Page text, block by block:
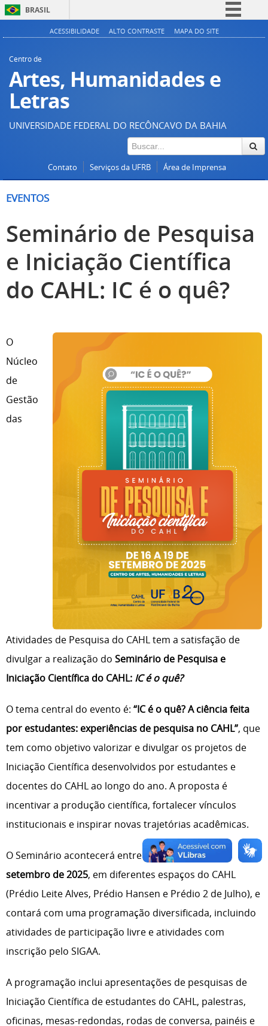
BRASIL
Simplifique!
Acesso à informação
Canais
ACESSIBILIDADE ALTO CONTRASTE MAPA DO SITE
Centro de
Artes, Humanidades e
Letras
UNIVERSIDADE FEDERAL DO RECÔNCAVO DA BAHIA
Contato Serviços da UFRB Área de Imprensa
EVENTOS
Seminário de Pesquisa
e Iniciação Científica
do CAHL: IC é o quê?
O
Núcleo
de
Gestão
das
Atividades de Pesquisa do CAHL tem a satisfação de
divulgar a realização do Seminário de Pesquisa e
Iniciação Científica do CAHL: IC é o quê?
O tema central do evento é: “IC é o quê? A ciência feita
por estudantes: experiências de pesquisa no CAHL”, que
tem como objetivo valorizar e divulgar os projetos de
Iniciação Científica desenvolvidos por estudantes e
docentes do CAHL ao longo do ano. A proposta é
incentivar a produção científica, fortalecer vínculos
institucionais e inspirar novas trajetórias acadêmicas.
O Seminário acontecerá entre os dias16 e 19 de
setembro de 2025, em diferentes espaços do CAHL
(Prédio Leite Alves, Prédio Hansen e Prédio 2 de Julho), e
contará com uma programação diversificada, incluindo
atividades de participação livre e atividades com
inscrição pelo SIGAA.
A programação inclui apresentações de pesquisas de
Iniciação Científica de estudantes do CAHL, palestras,
oficinas, mesas-redondas, rodas de conversa, painéis e